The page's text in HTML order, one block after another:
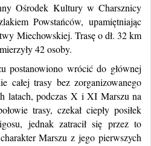
Ośrodek Kultury w Charsznicy
Powstańców, upamiętniając
Miechowskiej. Trasę o dł. 32 km
42 osoby.
postanowiono wrócić do głównej
całej trasy bez zorganizowanego
latach, podczas X i XI Marszu na
trasy, czekał ciepły posiłek
jednak zatracił się przez to
Marszu z jego pierwszych